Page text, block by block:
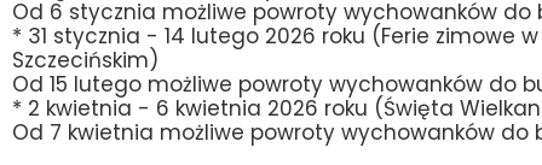
Od 6 stycznia możliwe powroty wychowanków do
* 31 stycznia - 14 lutego 2026 roku (Ferie zimowe
Szczecińskim)
Od 15 lutego możliwe powroty wychowanków do
* 2 kwietnia - 6 kwietnia 2026 roku (Święta
Od 7 kwietnia możliwe powroty wychowanków do